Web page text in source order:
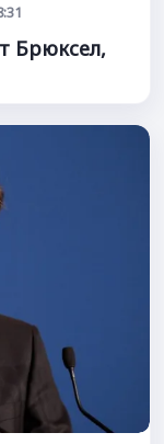
Брюксел,